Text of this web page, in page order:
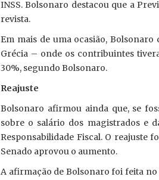
INSS. Bolsonaro destacou que a
revista.
Em mais de uma ocasião,
Grécia – onde os contribuintes
30%, segundo Bolsonaro.
Reajuste
Bolsonaro afirmou ainda que, se
sobre o salário dos magistrados e
Responsabilidade Fiscal. O reajuste
Senado aprovou o aumento.
A afirmação de Bolsonaro foi feita no